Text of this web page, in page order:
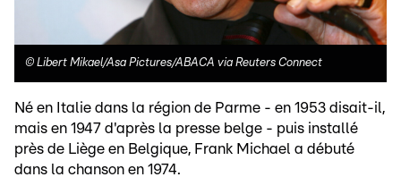
© Libert Mikael/Asa Pictures/ABACA via Reuters Connect
Né en Italie dans la région de Parme - en 1953 disait-il,
mais en 1947 d'après la presse belge - puis installé
près de Liège en Belgique, Frank Michael a débuté
dans la chanson en 1974.